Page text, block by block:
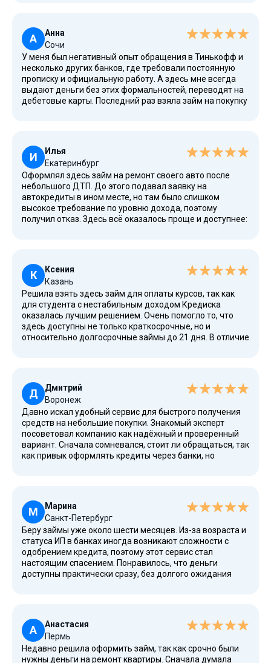
получил одобрение. Деньги поступили на счет очень
быстро, буквально в течение часа, а потом я уже вывел
наличными. Дополнительный плюс — чёткие условия
использования займа и уважение к
конфиденциальности. Теперь это мой основной сервис
для решения денежных вопросов.
А
Анна
Сочи
У меня был негативный опыт обращения в Тинькофф и
несколько других банков, где требовали постоянную
прописку и официальную работу. А здесь мне всегда
выдают деньги без этих формальностей, переводят на
дебетовые карты. Последний раз взяла займ на покупку
Очень удобно, что в личном кабинете доступны все
документы и файлы, связанные с займом. Также
приходят смс с напоминаниями о сроках оплаты. В
общем, Кредиска — это про комфорт и удобство!
И
Илья
Екатеринбург
Оформлял здесь займ на ремонт своего авто после
небольшого ДТП. До этого подавал заявку на
автокредиты в ином месте, но там было слишком
высокое требование по уровню дохода, поэтому
получил отказ. Здесь всё оказалось проще и доступнее:
кредитной истории. Очень понравилось, что даже в
случае возникновения проблем с оплатой доступна
реструктуризация долга. Считаю это одним из главных
преимуществ компании.
К
Ксения
Казань
Решила взять здесь займ для оплаты курсов, так как
для студента с нестабильным доходом Кредиска
оказалась лучшим решением. Очень помогло то, что
здесь доступны не только краткосрочные, но и
относительно долгосрочные займы до 21 дня. В отличие
не нужно было отправлять фото для подтверждения
личности, как это часто бывает в других сервисах.
Оформляла займ вечером, всё получилось оперативно
и без сложностей, уже через пару минут получила
перевод на виртуальную карту.
Д
Дмитрий
Воронеж
Давно искал удобный сервис для быстрого получения
средств на небольшие покупки. Знакомый эксперт
посоветовал компанию как надёжный и проверенный
вариант. Сначала сомневался, стоит ли обращаться, так
как привык оформлять кредиты через банки, но
компании высокий рейтинг среди аналогичных
предложений, что внушает доверие. Теперь всегда
знаю, куда обратиться при финансовых затруднениях.
М
Марина
Санкт-Петербург
Беру займы уже около шести месяцев. Из-за возраста и
статуса ИП в банках иногда возникают сложности с
одобрением кредита, поэтому этот сервис стал
настоящим спасением. Понравилось, что деньги
доступны практически сразу, без долгого ожидания
срок без необходимости посещать офис. Также
Кредиска проводит акции для клиентов, благодаря
чему условия займа получаются максимально
выгодными. Это действительно надежные партнёры,
А
Анастасия
Пермь
Недавно решила оформить займ, так как срочно были
нужны деньги на ремонт квартиры. Сначала думала